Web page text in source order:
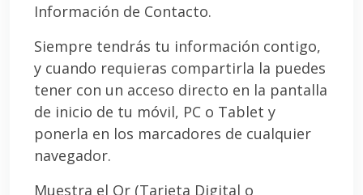
Información de Contacto.
Siempre tendrás tu información contigo,
y cuando requieras compartirla la puedes
tener con un acceso directo en la pantalla
de inicio de tu móvil, PC o Tablet y
ponerla en los marcadores de cualquier
navegador.
Muestra el Qr (Tarjeta Digital o